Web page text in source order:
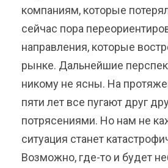
компаниям, которые
сейчас пора
направления, которые
рынке. Дальнейшие
никому не ясны. На
пяти лет все пугают друг
потрясениями. Но нам не
ситуация станет
Возможно, где-то и будет